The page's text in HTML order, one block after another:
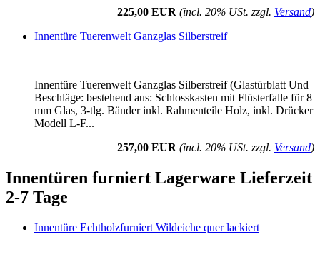
225,00 EUR (incl. 20% USt. zzgl. Versand)
Innentüre Tuerenwelt Ganzglas Silberstreif
Innentüre Tuerenwelt Ganzglas Silberstreif (Glastürblatt Und
Beschläge: bestehend aus: Schlosskasten mit Flüsterfalle für 8
mm Glas, 3-tlg. Bänder inkl. Rahmenteile Holz, inkl. Drücker
Modell L-F...
257,00 EUR (incl. 20% USt. zzgl. Versand)
Innentüren furniert Lagerware Lieferzeit
2-7 Tage
Innentüre Echtholzfurniert Wildeiche quer lackiert